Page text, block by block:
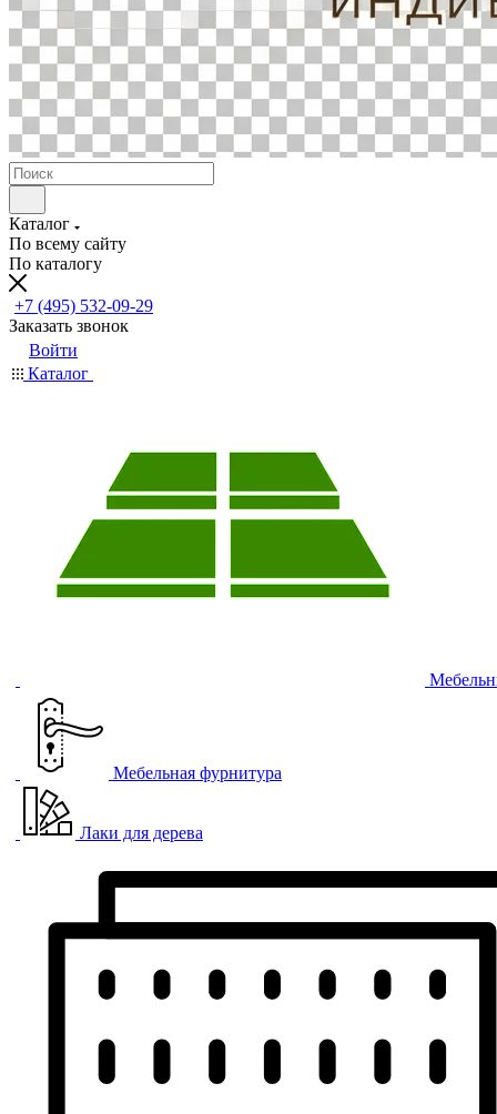
Каталог
По всему сайту
По каталогу
+7 (495) 532-09-29
Заказать звонок
Войти
Каталог
Мебельная фурнитура
Лаки для дерева